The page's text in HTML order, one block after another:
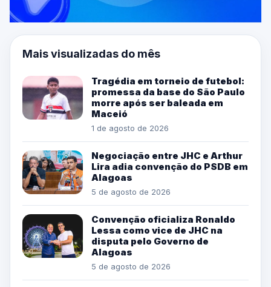
Mais visualizadas do mês
Tragédia em torneio de futebol:
promessa da base do São Paulo
morre após ser baleada em
Maceió
1 de agosto de 2026
Negociação entre JHC e Arthur
Lira adia convenção do PSDB em
Alagoas
5 de agosto de 2026
Convenção oficializa Ronaldo
Lessa como vice de JHC na
disputa pelo Governo de
Alagoas
5 de agosto de 2026